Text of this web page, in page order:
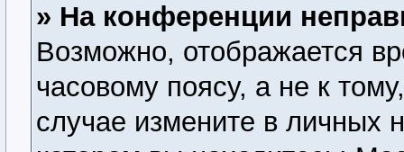
» На конференции
Возможно, отображается
часовому поясу, а не к
случае измените в личных